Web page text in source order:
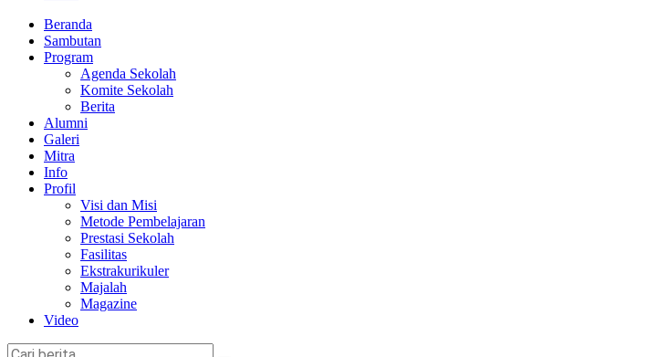
Beranda
Sambutan
Program
Agenda Sekolah
Komite Sekolah
Berita
Alumni
Galeri
Mitra
Info
Profil
Visi dan Misi
Metode Pembelajaran
Prestasi Sekolah
Fasilitas
Ekstrakurikuler
Majalah
Magazine
Video
Cari